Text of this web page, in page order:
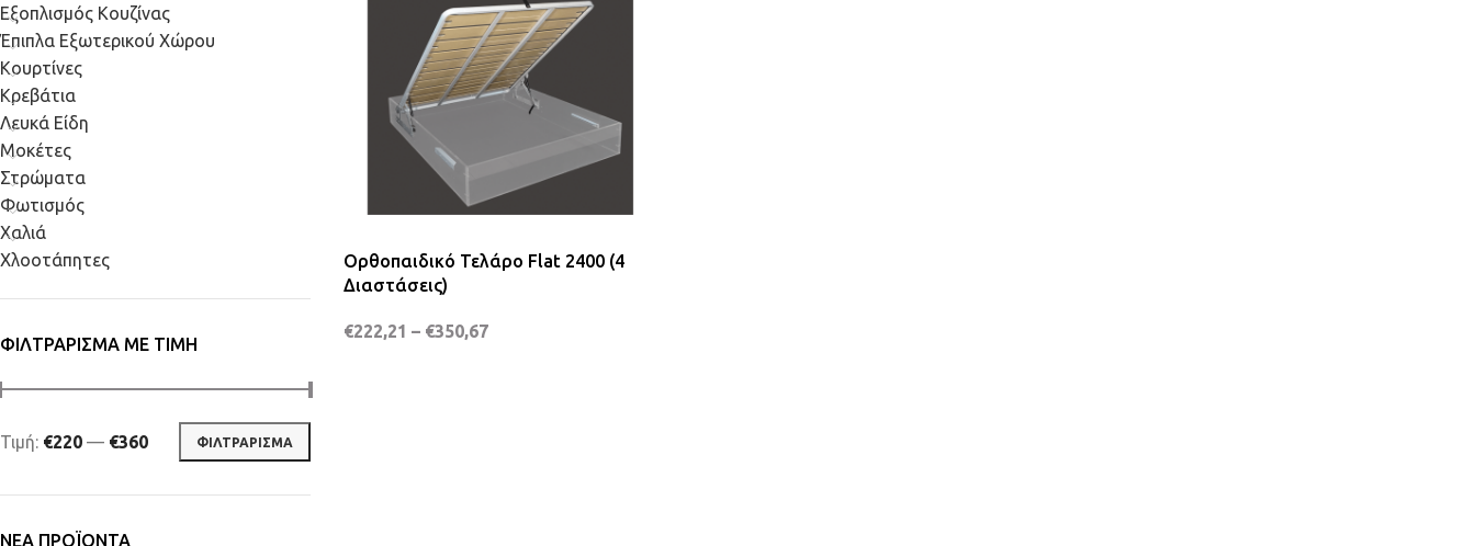
Εξοπλισμός Κουζίνας
Έπιπλα Εξωτερικού Χώρου
Κουρτίνες
Κρεβάτια
Λευκά Είδη
Μοκέτες
Στρώματα
Φωτισμός
Χαλιά
Χλοοτάπητες
ΦΙΛΤΡΆΡΙΣΜΑ ΜΕ ΤΙΜΉ
ΦΙΛΤΡΆΡΙΣΜΑ
Τιμή: €220 — €360
ΝΈΑ ΠΡΟΪΌΝΤΑ
Ορθοπαιδικό Τελάρο Flat 2400 (4
Διαστάσεις)
€222,21 – €350,67